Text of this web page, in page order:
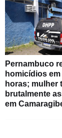
Pernambuco
homicídios
horas; mulher
brutalmente
em